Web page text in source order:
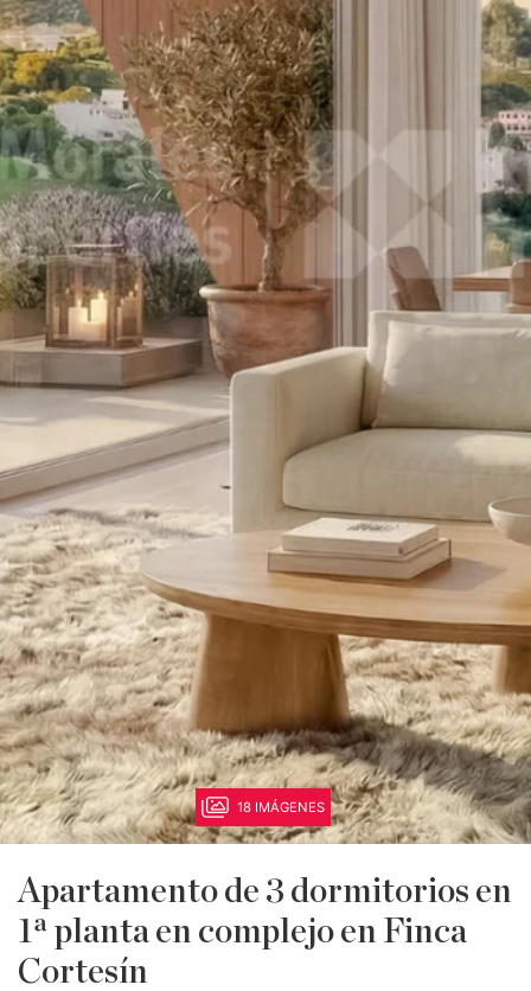
18 IMÁGENES
Apartamento de 3 dormitorios en
1ª planta en complejo en Finca
Cortesín